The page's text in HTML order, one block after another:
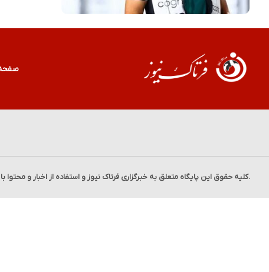
.کلیه حقوق این پایگاه متعلق به خبرگزاری فرتاک نیوز و استفاده از اخبار و محتوا